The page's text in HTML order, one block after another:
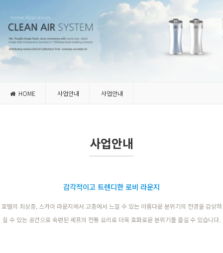
HOME 사업안내 사업안내
사업안내
감각적이고 트렌디한 로비 라운지
호텔의 최상층, 스카이 라운지에서 고층에서 느낄 수 있는 아름다운 분위기의 전경을 감상하
실 수 있는 공간으로 숙련된 셰프의 전통 요리로 더욱 호화로운 분위기를 즐길 수 있습니다.